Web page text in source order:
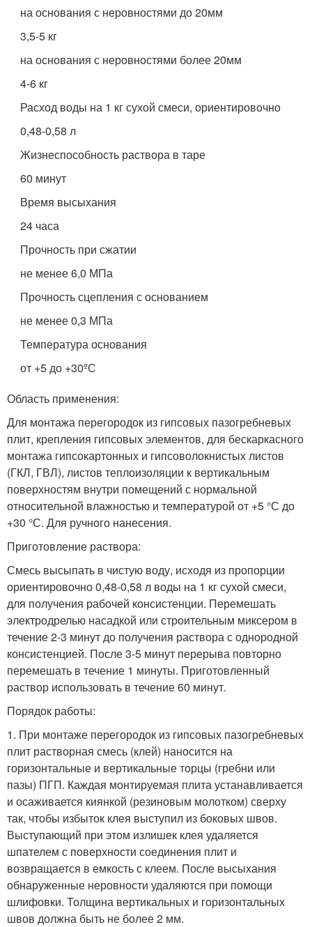
на основания с неровностями до 20мм
3,5-5 кг
на основания с неровностями более 20мм
4-6 кг
Расход воды на 1 кг сухой смеси, ориентировочно
0,48-0,58 л
Жизнеспособность раствора в таре
60 минут
Время высыхания
24 часа
Прочность при сжатии
не менее 6,0 МПа
Прочность сцепления с основанием
не менее 0,3 МПа
Температура основания
от +5 до +30ºС
Область применения:
Для монтажа перегородок из гипсовых пазогребневых
плит, крепления гипсовых элементов, для бескаркасного
монтажа гипсокартонных и гипсоволокнистых листов
(ГКЛ, ГВЛ), листов теплоизоляции к вертикальным
поверхностям внутри помещений с нормальной
относительной влажностью и температурой от +5 °С до
+30 °С. Для ручного нанесения.
Приготовление раствора:
Смесь высыпать в чистую воду, исходя из пропорции
ориентировочно 0,48-0,58 л воды на 1 кг сухой смеси,
для получения рабочей консистенции. Перемешать
электродрелью насадкой или строительным миксером в
течение 2-3 минут до получения раствора с однородной
консистенцией. После 3-5 минут перерыва повторно
перемешать в течение 1 минуты. Приготовленный
раствор использовать в течение 60 минут.
Порядок работы:
1. При монтаже перегородок из гипсовых пазогребневых
плит растворная смесь (клей) наносится на
горизонтальные и вертикальные торцы (гребни или
пазы) ПГП. Каждая монтируемая плита устанавливается
и осаживается киянкой (резиновым молотком) сверху
так, чтобы избыток клея выступил из боковых швов.
Выступающий при этом излишек клея удаляется
шпателем с поверхности соединения плит и
возвращается в емкость с клеем. После высыхания
обнаруженные неровности удаляются при помощи
шлифовки. Толщина вертикальных и горизонтальных
швов должна быть не более 2 мм.